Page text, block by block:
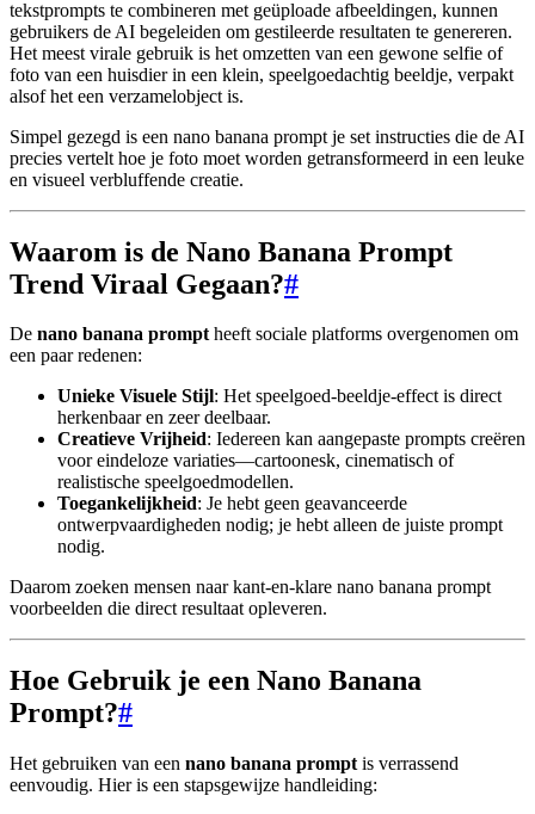
tekstprompts te combineren met geüploade afbeeldingen, kunnen
gebruikers de AI begeleiden om gestileerde resultaten te genereren.
Het meest virale gebruik is het omzetten van een gewone selfie of
foto van een huisdier in een klein, speelgoedachtig beeldje, verpakt
alsof het een verzamelobject is.
Simpel gezegd is een nano banana prompt je set instructies die de AI
precies vertelt hoe je foto moet worden getransformeerd in een leuke
en visueel verbluffende creatie.
Waarom is de Nano Banana Prompt
Trend Viraal Gegaan?#
De nano banana promptheeft sociale platforms overgenomen om
een paar redenen:
Unieke Visuele Stijl: Het speelgoed-beeldje-effect is direct
herkenbaar en zeer deelbaar.
Creatieve Vrijheid: Iedereen kan aangepaste prompts creëren
voor eindeloze variaties—cartoonesk, cinematisch of
realistische speelgoedmodellen.
Toegankelijkheid: Je hebt geen geavanceerde
ontwerpvaardigheden nodig; je hebt alleen de juiste prompt
nodig.
Daarom zoeken mensen naar kant-en-klare nano banana prompt
voorbeelden die direct resultaat opleveren.
Hoe Gebruik je een Nano Banana
Prompt?#
Het gebruiken van een nano banana prompt is verrassend
eenvoudig. Hier is een stapsgewijze handleiding: